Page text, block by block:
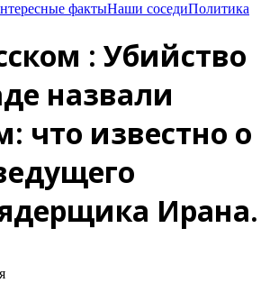
фактыНаши соседиПолитика
: Убийство
назвали
что известно о
Ирана.